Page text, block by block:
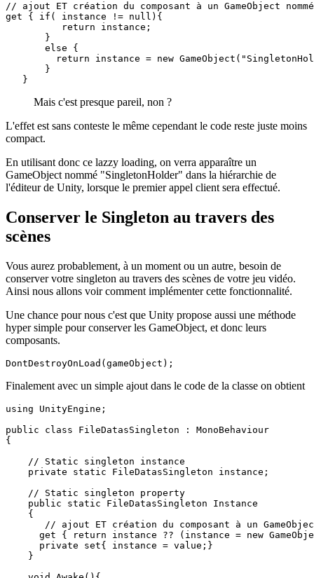
// ajout ET création du composant à un GameObject
get { if( instance != null){
return instance;
}
else {
return instance = new
}
}
Mais c'est presque pareil, non ?
L'effet est sans conteste le même cependant le code reste juste moins
compact.
En utilisant donc ce lazzy loading, on verra apparaître un
GameObject nommé "SingletonHolder" dans la hiérarchie de
l'éditeur de Unity, lorsque le premier appel client sera effectué.
Conserver le Singleton au travers des
scènes
Vous aurez probablement, à un moment ou un autre, besoin de
conserver votre singleton au travers des scènes de votre jeu vidéo.
Ainsi nous allons voir comment implémenter cette fonctionnalité.
Une chance pour nous c'est que Unity propose aussi une méthode
hyper simple pour conserver les GameObject, et donc leurs
composants.
DontDestroyOnLoad(gameObject);
Finalement avec un simple ajout dans le code de la classe on obtient
using UnityEngine;
public class FileDatasSingleton : MonoBehaviour
{
// Static singleton instance
private static FileDatasSingleton instance;
// Static singleton property
public static FileDatasSingleton Instance
{
// ajout ET création du composant à un GameObject
get { return instance ?? (instance = new
private set{ instance = value;}
}